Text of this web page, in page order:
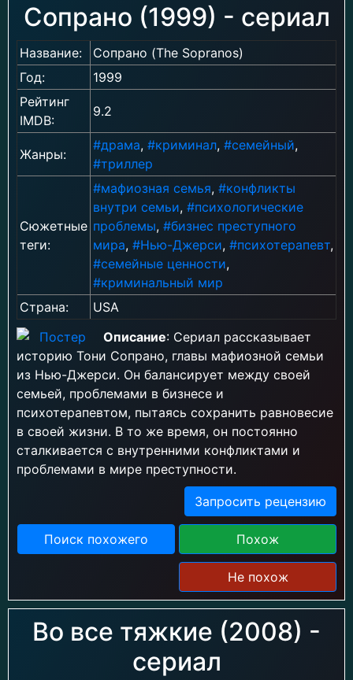
Сопрано (1999) - сериал
Название:
Сопрано (The Sopranos)
Год:
1999
Рейтинг
IMDB:
9.2
Жанры:
#драма, #криминал, #семейный,
#триллер
Сюжетные
теги:
#мафиозная семья, #конфликты
внутри семьи, #психологические
проблемы, #бизнес преступного
мира, #Нью-Джерси, #психотерапевт,
#семейные ценности,
#криминальный мир
Страна:
USA
Описание: Сериал рассказывает
историю Тони Сопрано, главы мафиозной семьи
из Нью-Джерси. Он балансирует между своей
семьей, проблемами в бизнесе и
психотерапевтом, пытаясь сохранить равновесие
в своей жизни. В то же время, он постоянно
сталкивается с внутренними конфликтами и
проблемами в мире преступности.
Запросить рецензию
Поиск похожего Похож
Не похож
Во все тяжкие (2008) -
сериал